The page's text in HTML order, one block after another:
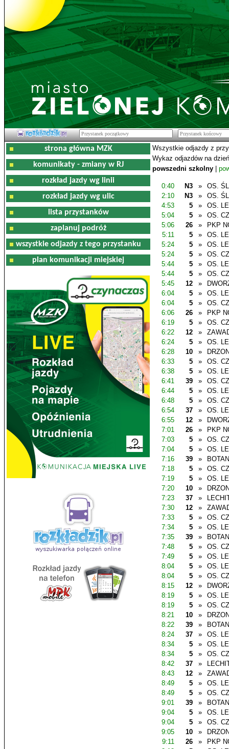
strona główna MZK
komunikaty - zmiany w RJ
rozkład jazdy wg linii
rozkład jazdy wg ulic
lista przystanków
zaplanuj podróż
wszystkie odjazdy z tego przystanku
plan komunikacji miejskiej
Wszystkie odjazdy z
Wykaz odjazdów na
powszedni szkolny
0:40 N3 »
OS.
2:10
N3 »
OS.
4:53
5 »
OS.
5:04
5 »
OS.
5:06
26 »
PKP
5:11
5 »
OS.
5:24
5 »
OS.
5:24
5 »
OS.
5:44
5 »
OS.
5:44
5 »
OS.
5:45
12 »
6:04
5 »
OS.
6:04
5 »
OS.
6:06
26 »
PKP
6:19
5 »
OS.
6:22
12 »
6:24
5 »
OS.
6:28
10 »
6:33
5 »
OS.
6:38
5 »
OS.
6:41
39 »
OS.
6:44
5 »
OS.
6:48
5 »
OS.
6:54
37 »
OS.
6:55
12 »
7:01
26 »
PKP
7:03
5 »
OS.
7:04
5 »
OS.
7:16
39 »
7:18
5 »
OS.
7:19
5 »
OS.
7:20
10 »
7:23
37 »
7:30
12 »
7:33
5 »
OS.
7:34
5 »
OS.
7:35
39 »
7:48
5 »
OS.
7:49
5 »
OS.
8:04
5 »
OS.
8:04
5 »
OS.
8:15
12 »
8:19
5 »
OS.
8:19
5 »
OS.
8:21
10 »
8:22
39 »
8:24
37 »
OS.
8:34
5 »
OS.
8:34
5 »
OS.
8:42
37 »
8:43
12 »
8:49
5 »
OS.
8:49
5 »
OS.
9:01
39 »
9:04
5 »
OS.
9:04
5 »
OS.
9:05
10 »
9:11
26 »
PKP